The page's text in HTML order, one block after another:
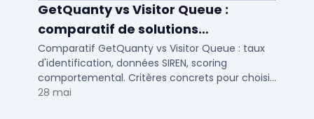
GetQuanty vs Visitor Queue :
comparatif de solutions
d'identification visiteurs B2B
Comparatif GetQuanty vs Visitor Queue : taux
d'identification, données SIREN, scoring
comportemental. Critères concrets pour choisir
votre solution de lead generation B2B en PME et
28 mai